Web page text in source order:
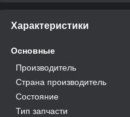
Характеристики
Основные
Производитель
Страна производитель
Состояние
Тип запчасти